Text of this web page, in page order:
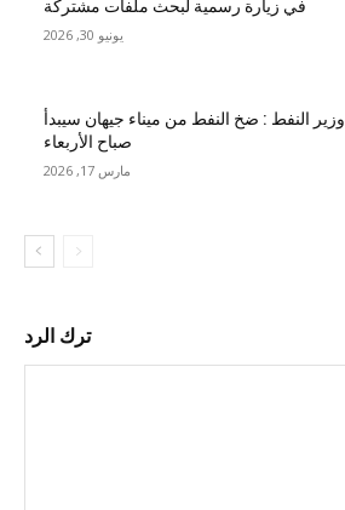
في زيارة رسمية لبحث ملفات مشتركة
يونيو 30, 2026
وزير النفط : ضخ النفط من ميناء جيهان سيبدأ
صباح الأربعاء
مارس 17, 2026
ترك الرد